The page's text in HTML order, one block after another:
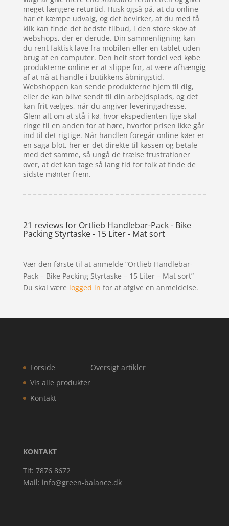
meget længere returtid. Husk også på, at du online
har et kæmpe udvalg, og det bevirker, at du med få
klik kan finde det bedste tilbud, i den store skov af
webshops, der er derude. Din sammenligning kan
du rent faktisk lave fra mobilen eller en tablet uden
brug af en computer. Den helt stort fordel ved købe
produkterne online er at slippe for, at være afhængig
af at nå at handle i butikkens åbningstid.
Webshoppen kan sende produkterne hjem til dig,
eller de kan blive sendt til din arbejdsplads, og det
kan frit vælges, når du angiver leveringadresse.
Glem alt om at stå i kø, hvor ekspedienten lige skal
ringe til en anden for at høre, hvorfor prisen ikke går
ind til det rigtige. Når handlen foregår online køer er
en saga blot, her er det direkte til kassen og betale
med det samme, så ungå de trælse frustrationer
over, at det kan tage så lang tid for folk at finde de
sidste mønter frem.
21 reviews for Ortlieb Handlebar-Pack - Bike
Packing Styrtaske - 15 Liter - Mat sort
Vær den første til at anmelde “Ortlieb Handlebar-
Pack – Bike Packing Styrtaske – 15 Liter – Mat sort”
Du skal være logged in for at afgive en anmeldelse.
Forside
Vis alle produkter
Kontakt
Oversigt artikler
KONTAKT
Tlf: 7876 8672
Mail: info@green-balance.dk